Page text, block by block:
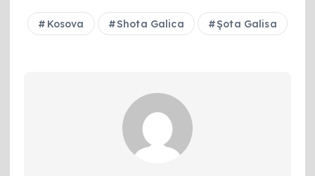
Kosova Shota Galica Şota Galisa